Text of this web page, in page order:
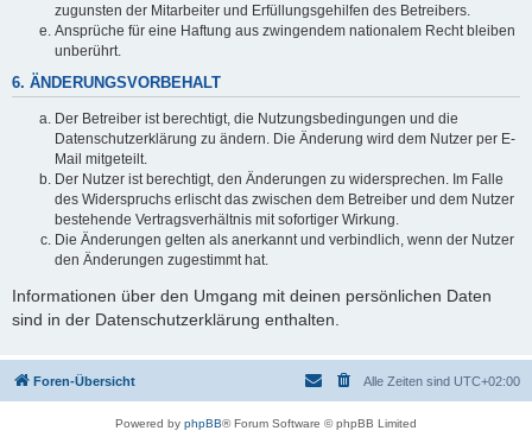
zugunsten der Mitarbeiter und Erfüllungsgehilfen des Betreibers.
Ansprüche für eine Haftung aus zwingendem nationalem Recht bleiben
unberührt.
6. ÄNDERUNGSVORBEHALT
Der Betreiber ist berechtigt, die Nutzungsbedingungen und die
Datenschutzerklärung zu ändern. Die Änderung wird dem Nutzer per E-
Mail mitgeteilt.
Der Nutzer ist berechtigt, den Änderungen zu widersprechen. Im Falle
des Widerspruchs erlischt das zwischen dem Betreiber und dem Nutzer
bestehende Vertragsverhältnis mit sofortiger Wirkung.
Die Änderungen gelten als anerkannt und verbindlich, wenn der Nutzer
den Änderungen zugestimmt hat.
Informationen über den Umgang mit deinen persönlichen Daten
sind in der Datenschutzerklärung enthalten.
Foren-Übersicht Alle Zeiten sind UTC+02:00
Powered by phpBB® Forum Software © phpBB Limited